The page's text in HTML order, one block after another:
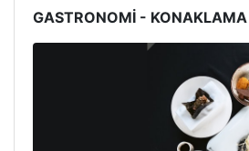
GASTRONOMİ - KONAKLAMA